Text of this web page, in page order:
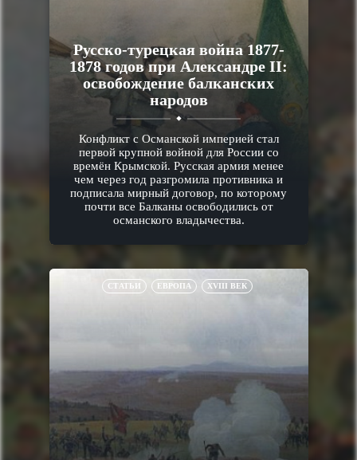
Русско-турецкая война 1877-
1878 годов при Александре II:
освобождение балканских
народов
Конфликт с Османской империей стал
первой крупной войной для России со
времён Крымской. Русская армия менее
чем через год разгромила противника и
подписала мирный договор, по которому
почти все Балканы освободились от
османского владычества.
СТАТЬИ ЕВРОПА XVIII ВЕК